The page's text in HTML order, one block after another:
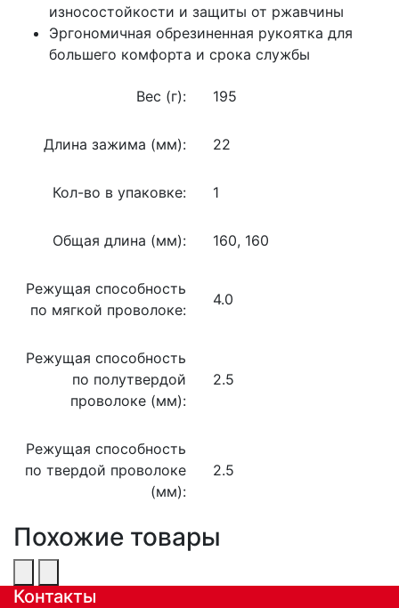
износостойкости и защиты от ржавчины
Эргономичная обрезиненная рукоятка для
большего комфорта и срока службы
Вес (г): 195
Длина зажима (мм): 22
Кол-во в упаковке: 1
Общая длина (мм): 160, 160
Режущая способность
по мягкой проволоке:
4.0
Режущая способность
по полутвердой
проволоке (мм):
2.5
Режущая способность
по твердой проволоке
(мм):
2.5
Похожие товары
Контакты